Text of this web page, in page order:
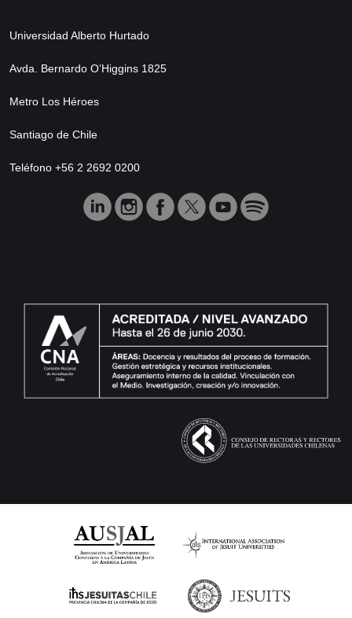
Universidad Alberto Hurtado
Avda. Bernardo O’Higgins 1825
Metro Los Héroes
Santiago de Chile
Teléfono +56 2 2692 0200